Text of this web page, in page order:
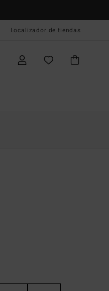
Localizador de tiendas